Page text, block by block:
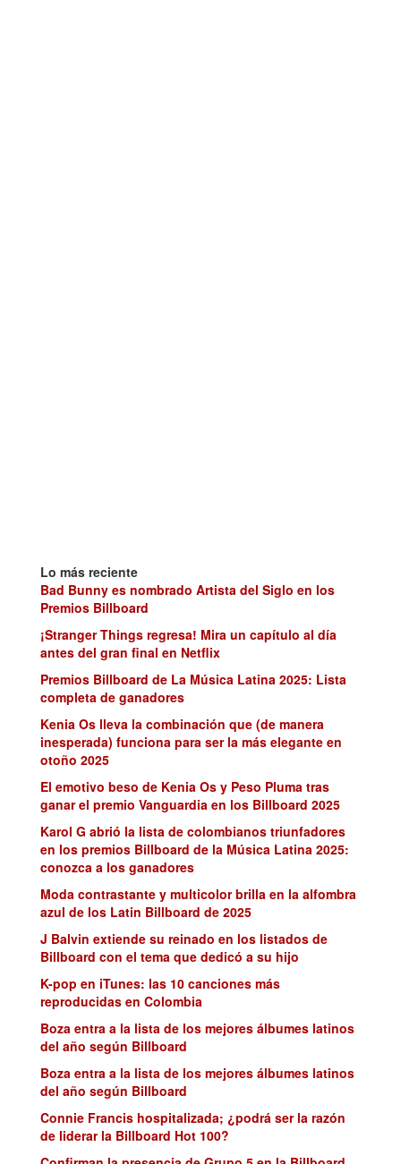
Lo más reciente
Bad Bunny es nombrado Artista del Siglo en los
Premios Billboard
¡Stranger Things regresa! Mira un capítulo al día
antes del gran final en Netflix
Premios Billboard de La Música Latina 2025: Lista
completa de ganadores
Kenia Os lleva la combinación que (de manera
inesperada) funciona para ser la más elegante en
otoño 2025
El emotivo beso de Kenia Os y Peso Pluma tras
ganar el premio Vanguardia en los Billboard 2025
Karol G abrió la lista de colombianos triunfadores
en los premios Billboard de la Música Latina 2025:
conozca a los ganadores
Moda contrastante y multicolor brilla en la alfombra
azul de los Latin Billboard de 2025
J Balvin extiende su reinado en los listados de
Billboard con el tema que dedicó a su hijo
K-pop en iTunes: las 10 canciones más
reproducidas en Colombia
Boza entra a la lista de los mejores álbumes latinos
del año según Billboard
Boza entra a la lista de los mejores álbumes latinos
del año según Billboard
Connie Francis hospitalizada; ¿podrá ser la razón
de liderar la Billboard Hot 100?